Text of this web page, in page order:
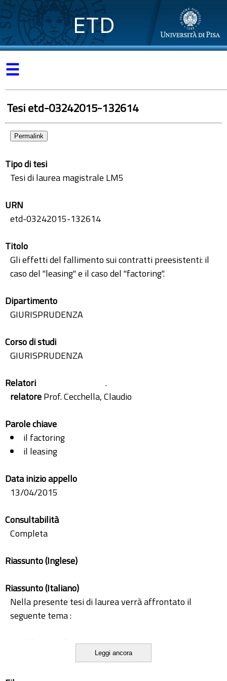
ETD
☰
Tesi etd-03242015-132614
Permalink
Tipo di tesi
Tesi di laurea magistrale LM5
URN
etd-03242015-132614
Titolo
Gli effetti del fallimento sui contratti preesistenti: il
caso del "leasing" e il caso del "factoring".
Dipartimento
GIURISPRUDENZA
Corso di studi
GIURISPRUDENZA
Relatori
.
relatoreProf. Cecchella, Claudio
Parole chiave
il factoring
il leasing
Data inizio appello
13/04/2015
Consultabilità
Completa
Riassunto (Inglese)
Riassunto (Italiano)
Nella presente tesi di laurea verrà affrontato il
seguente tema :
Gli effetti del fallimento sui contratti preesistenti, in
particolar modo nei contratti di leasing e di factoring.
Leggi ancora